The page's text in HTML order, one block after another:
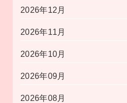
2026年12月
2026年11月
2026年10月
2026年09月
2026年08月